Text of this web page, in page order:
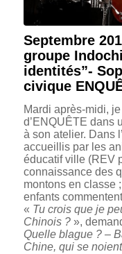
Septembre
groupe
identités”-
civique
Mardi après-midi,
d’ENQUÊTE dans
à son atelier. Dans
accueillis par les
éducatif ville (REV
connaissance des
montons en classe
enfants
« Tu crois que je
Chinois ?»,
Quelle blague ? –
Chine, qui se